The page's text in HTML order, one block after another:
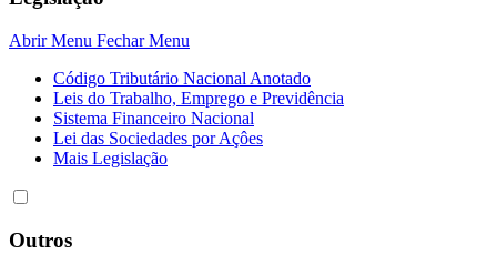
Abrir Menu Fechar Menu
Código Tributário Nacional Anotado
Leis do Trabalho, Emprego e Previdência
Sistema Financeiro Nacional
Lei das Sociedades por Açôes
Mais Legislação
Outros